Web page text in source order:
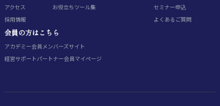
アクセス
採用情報
お役立ちツール集
セミナー申込
よくあるご質問
会員の方はこちら
アカデミー会員 メンバーズサイト
経営サポートパートナー会員マイページ